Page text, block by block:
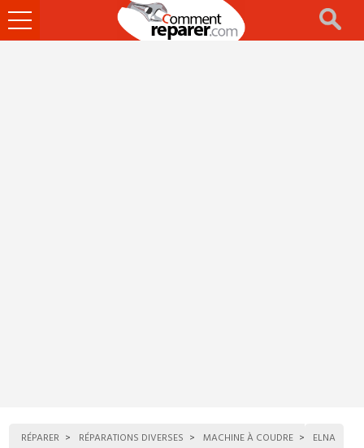
Ouvrir
le
RÉPARER RÉPARATIONS DIVERSES MACHINE À COUDRE ELNA